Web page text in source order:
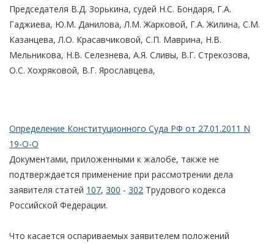
Председателя В.Д. Зорькина, судей Н.С. Бондаря, Г.А.
Гаджиева, Ю.М. Данилова, Л.М. Жарковой, Г.А. Жилина, С.М.
Казанцева, Л.О. Красавчиковой, С.П. Маврина, Н.В.
Мельникова, Н.В. Селезнева, А.Я. Сливы, В.Г. Стрекозова,
О.С. Хохряковой, В.Г. Ярославцева,
Определение Конституционного Суда РФ от 27.01.2011 N
19-О-О
Документами, приложенными к жалобе, также не
подтверждается применение при рассмотрении дела
заявителя статей 107, 300 - 302 Трудового кодекса
Российской Федерации.
Что касается оспариваемых заявителем положений